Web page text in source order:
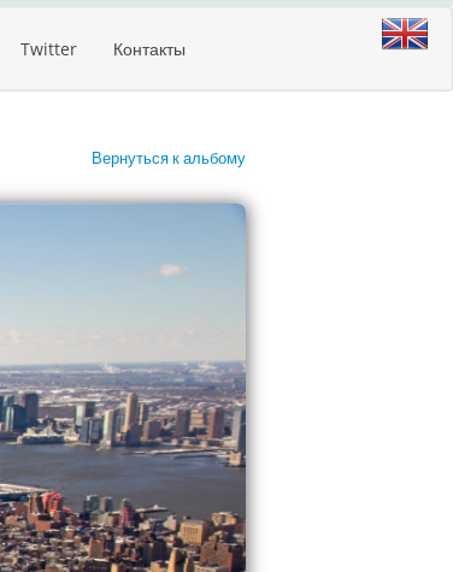
Twitter Контакты
Вернуться к альбому